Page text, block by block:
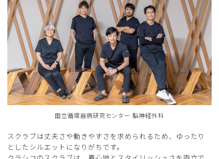
国立循環器病研究センター 脳神経外科
スクラブは丈夫さや動きやすさを求められるため、ゆったり
としたシルエットになりがちです。